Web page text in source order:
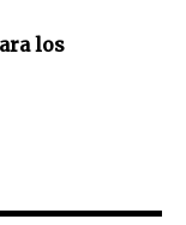
los